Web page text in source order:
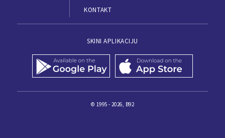
KONTAKT
SKINI APLIKACIJU
© 1995 - 2026, B92